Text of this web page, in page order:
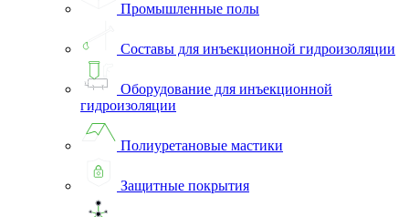
Промышленные полы
Составы для инъекционной гидроизоляции
Оборудование для инъекционной
гидроизоляции
Полиуретановые мастики
Защитные покрытия